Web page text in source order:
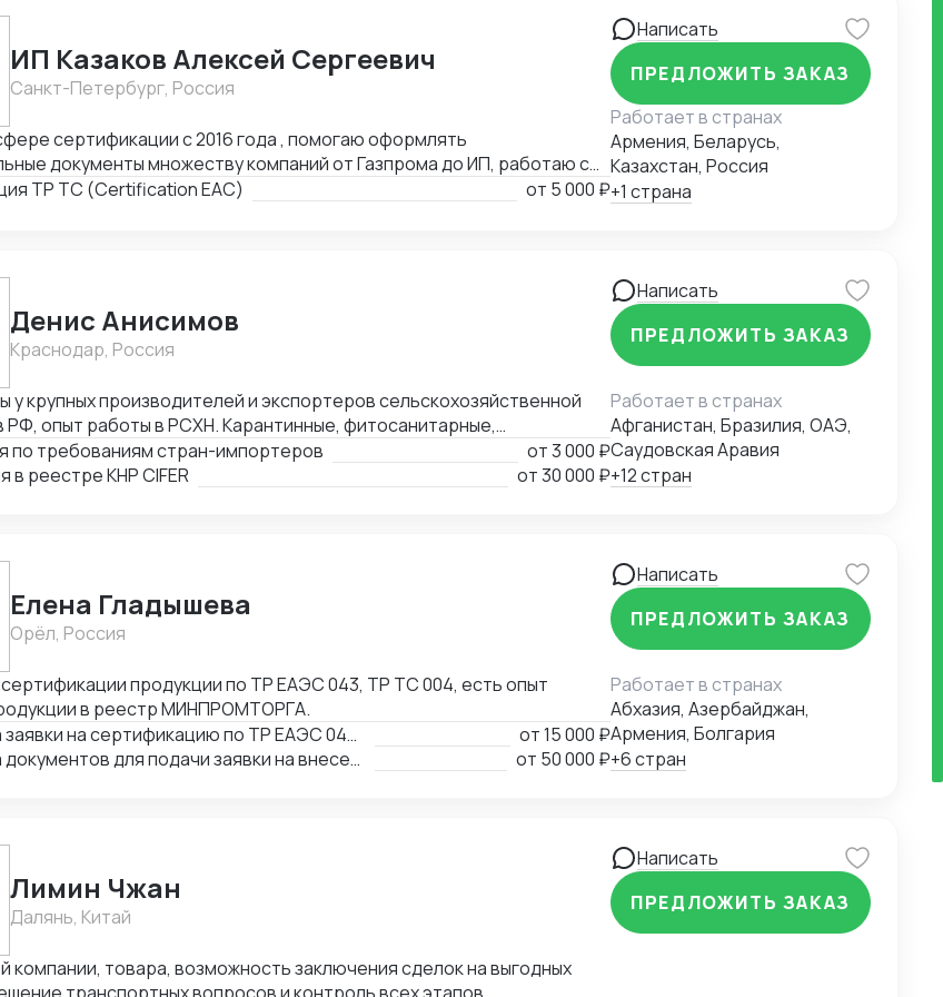
ИП Казаков Алексей Сергеевич
Санкт-Петербург, Россия
сертификации с 2016 года , помогаю оформлять
документы множеству компаний от Газпрома до ИП, работаю с
брокерами
ТР ТС (Certification EAC) от 5 000 ₽
Написать
ПРЕДЛОЖИТЬ ЗАКАЗ
Работает в странах
Армения, Беларусь,
Казахстан, Россия
+1 страна
Денис Анисимов
Краснодар, Россия
у крупных производителей и экспортеров сельскохозяйственной
РФ, опыт работы в РСХН. Карантинные, фитосанитарные,
и иные сертификаты. Взаимодействие с лабораториями,
сюрвейерами, фумигаторами и т.д. Работа в ГИС Аргус-фито,
по требованиям стран-импортеров от3 000 ₽
в реестре КНР CIFER
от30 000 ₽
Написать
ПРЕДЛОЖИТЬ ЗАКАЗ
Работает в странах
Афганистан, Бразилия, ОАЭ,
Саудовская Аравия
+12 стран
Елена Гладышева
Орёл, Россия
продукции по ТР ЕАЭС 043, ТР ТС 004, есть опыт
в реестр МИНПРОМТОРГА.
Подготовка заявки на сертификацию по ТР ЕАЭС 043, ТР ТС 004, ТР ТС 020, ТР ТС 010, 123-ФЗ
от15 000 ₽
Подготовка документов для подачи заявки на внесение в реестр Минпромторга
от 50 000 ₽
Написать
ПРЕДЛОЖИТЬ ЗАКАЗ
Работает в странах
Абхазия, Азербайджан,
Армения, Болгария
+6 стран
Лимин Чжан
Далянь, Китай
компании, товара, возможность заключения сделок на выгодных
Написать
ПРЕДЛОЖИТЬ ЗАКАЗ